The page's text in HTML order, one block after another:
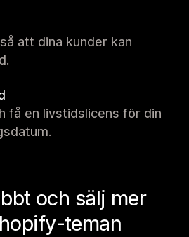
att dina kunder kan
få en livstidslicens för din
och sälj mer
teman